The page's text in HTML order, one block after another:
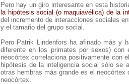
Pero hay un giro interesante en esta
la hipótesis social (o maquiavélica) de la
del incremento de interacciones sociales
y el tamaño del grupo social.
Pero Patrik Lindenfors ha afinado más y
diferente en los primates por sexos)
neocórtex correlaciona positivamente con
hipótesis de la inteligencia social sólo se
otras hembras más grande es el
neocórtex.